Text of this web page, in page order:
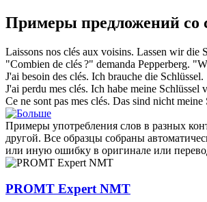
Примеры предложений со
Laissons nos clés aux voisins. Lassen wir die
"Combien de clés?" demanda Pepperberg.
J'ai besoin des clés. Ich brauche die Schlüssel.
J'ai perdu mes clés. Ich habe meine Schlüssel
Ce ne sont pas mes clés. Das sind nicht meine
Примеры употребления слов в разных
другой. Все образцы собраны
или иную ошибку в оригинале или
PROMT Expert NMT